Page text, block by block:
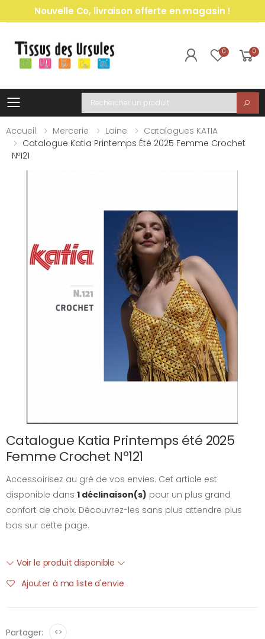
Nouvelle Co, livraison offerte en magasin !
0 0
Toggle mobile menu
Recherche
Accueil
Mercerie Laine
Catalogues KATIA
Catalogue Katia Printemps Été 2025 Femme Crochet
Nº121
Catalogue Katia Printemps été 2025
Femme Crochet Nº121
Accessoirisez au gré de vos envies. Cet article est
disponible dans 1 déclinaison(s) pour un plus grand
confort de choix. Découvrez-les sans plus attendre plus
bas sur cette page.
Voir le produit disponible
Ajouter à ma liste d'envie
Partager: <>